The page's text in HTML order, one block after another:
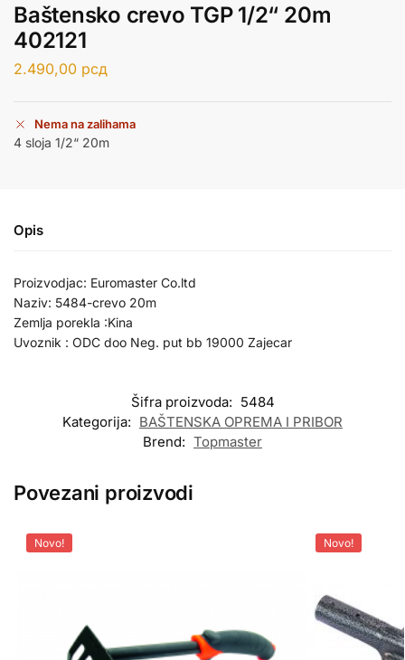
Baštensko crevo TGP 1/2“ 20m
402121
2.490,00 рсд
Nema na zalihama
4 sloja 1/2“ 20m
Opis
Proizvodjac: Euromaster Co.ltd
Naziv: 5484-crevo 20m
Zemlja porekla :Kina
Uvoznik : ODC doo Neg. put bb 19000 Zajecar
Šifra proizvoda: 5484
Kategorija: BAŠTENSKA OPREMA I PRIBOR
Brend: Topmaster
Povezani proizvodi
Novo! Novo!